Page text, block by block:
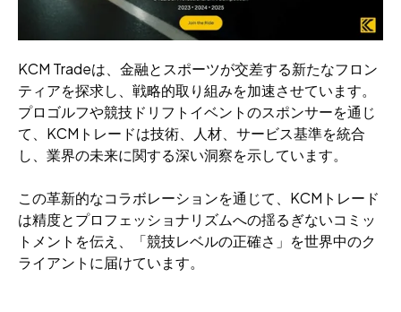
KCM Tradeは、金融とスポーツが交差する新たなフロン
ティアを探求し、戦略的取り組みを加速させています。
プロゴルフや競技ドリフトイベントのスポンサーを通じ
て、KCMトレードは技術、人材、サービス基準を統合
し、業界の未来に関する深い洞察を示しています。
この革新的なコラボレーションを通じて、KCMトレード
は精度とプロフェッショナリズムへの揺るぎないコミッ
トメントを伝え、「競技レベルの正確さ」を世界中のク
ライアントに届けています。